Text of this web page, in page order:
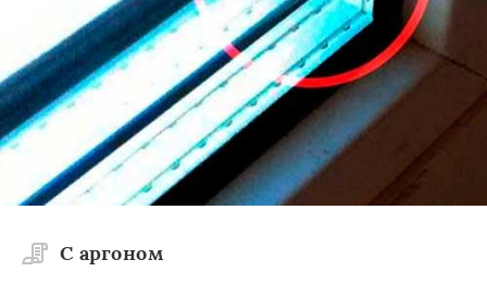
С аргоном